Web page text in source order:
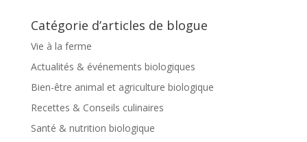
Catégorie d’articles de blogue
Vie à la ferme
Actualités & événements biologiques
Bien-être animal et agriculture biologique
Recettes & Conseils culinaires
Santé & nutrition biologique